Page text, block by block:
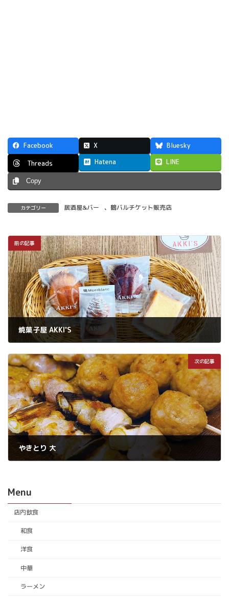
Facebook X
Bluesky
Threads
Hatena LINE
Copy
カテゴリー 居酒屋&バー 、 鶴バルチケット販売店
前の記事
焼菓子屋 AKKI'S
次の記事
やきとり 大
Menu
店内飲食
和食
洋食
中華
ラーメン